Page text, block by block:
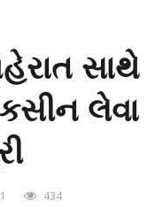
સાથે
લેવા
434